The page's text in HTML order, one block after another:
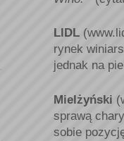
LIDL
rynek
jednak na
Mielżyński
sprawą
sobie